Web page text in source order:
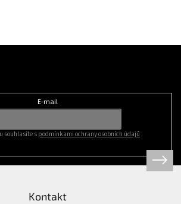
E-mail
souhlasíte s podmínkami ochrany osobních údajů
Kontakt